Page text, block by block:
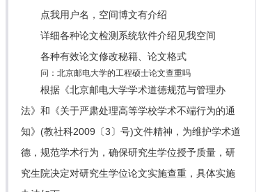
点我用户名，空间博文有介绍
详细各种论文检测系统软件介绍见我空间
各种有效论文修改秘籍、论文格式
问：北京邮电大学的工程硕士论文查重吗
根据《北京邮电大学学术道德规范与管理办
法》和《关于严肃处理高等学校学术不端行为的通
知》(教社科2009〔3〕号)文件精神，为维护学术道
德，规范学术行为，确保研究生学位授予质量，研
究生院决定对研究生学位论文实施查重，具体实施